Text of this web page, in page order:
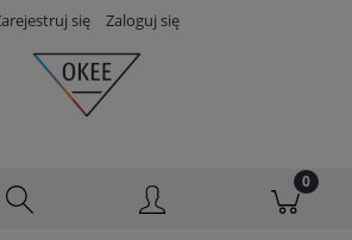
się Zaloguj się